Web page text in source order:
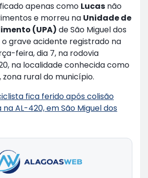
apenas como Lucas não
e morreu na Unidade de
(UPA) de São Miguel dos
o grave acidente registrado na
feira, dia 7, na rodovia
na localidade conhecida como
, zona rural do município.
fica ferido após colisão
AL-420, em São Miguel dos